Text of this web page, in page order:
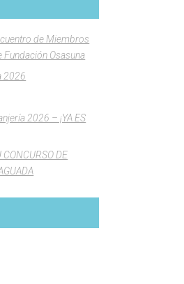
de Miembros
Osasuna
2026
2026 – ¡YA ES
CONCURSO DE